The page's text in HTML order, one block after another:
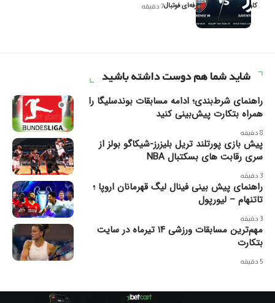
کاوه نیک‌فر، تحلیل‌گر حرفه‌ای فوتبال7 دقیقه
شاید شما هم دوست داشته باشید
راهنمای شرط‌بندی؛ ادامه مسابقات بوندسلیگا را
همراه بتکارت پیش‌بینی کنید
8 دقیقه
پیش بازی پورتلند تریل بلیزرز-شیکاگو بولز از
سری رقابت های بسکتبال NBA
3 دقیقه
راهنمای پیش بینی فینال لیگ قهرمانان اروپا ؛
تاتنهام – لیورپول
3 دقیقه
مهم‌ترین مسابقات ورزشی ۱۴ تیرماه در سایت
بتکارت
5 دقیقه